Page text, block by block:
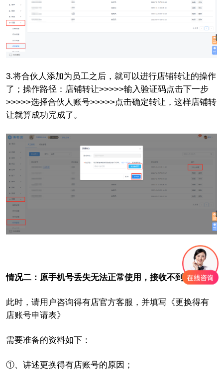
3.将合伙人添加为员工之后，就可以进行店铺转让的操作
了；操作路径：店铺转让>>>>>输入验证码点击下一步
>>>>>选择合伙人账号>>>>>点击确定转让，这样店铺转
让就算成功完成了。
情况二：原手机号丢失无法正常使用，接收不到验证码
此时，请用户咨询得有店官方客服，并填写《更换得有
店账号申请表》
需要准备的资料如下：
①、讲述更换得有店账号的原因；